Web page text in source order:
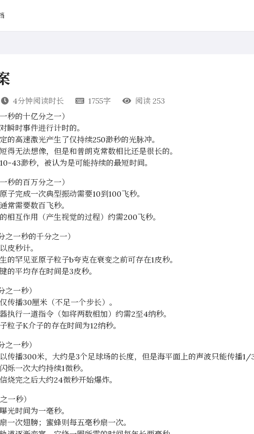
4分钟阅读时长 1755字 阅读 253
秒的十亿分之一）
瞬时事件进行计时的。
的高速激光产生了仅持续250渺秒的光脉冲。
得无法想像，但是和普朗克常数相比还是很长的。
43渺秒，被认为是可能持续的最短时间。
秒的百万分之一）
子完成一次典型振动需要10到100飞秒。
常需要数百飞秒。
相互作用（产生视觉的过程）约需200飞秒。
一秒的千分之一）
皮秒计。
的罕见亚原子粒子b夸克在衰变之前可存在1皮秒。
的平均存在时间是3皮秒。
一秒）
传播30厘米（不足一个步长）。
执行一道指令（如将两数相加）约需2至4纳秒。
粒子K介子的存在时间为12纳秒。
一秒）
传播300米，大约是3个足球场的长度，但是海平面上的声波只能传播1/
烁一次大约持续1微秒。
烧完之后大约24微秒开始爆炸。
一秒）
光时间为一毫秒。
一次翅膀；蜜蜂则每五毫秒扇一次。